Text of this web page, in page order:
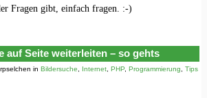
Fragen gibt, einfach fragen. :-)
auf Seite weiterleiten – so gehts
in Bildersuche Internet, PHP, Programmierung
Tips